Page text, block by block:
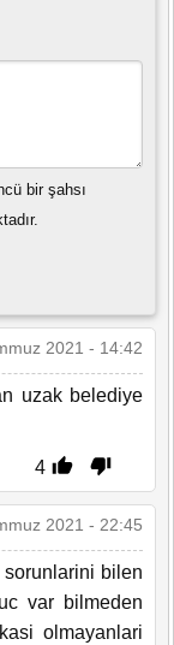
bir şahsı
2021 - 14:42
uzak belediye
4
2021 - 22:45
bilen
var bilmeden
olmayanlari